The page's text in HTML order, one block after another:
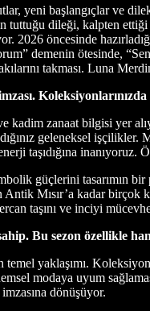
yeni başlangıçlar ve
tuttuğu dileği, kalpten
2026 öncesinde
demenin ötesinde,
takması. Luna
zanaat bilgisi yer
geleneksel işçilikler.
taşıdığına
güçlerini
Mısır’a kadar
taşını ve inciyi
Bu sezon özellikle
yaklaşımı.
modaya uyum
dönüşüyor.